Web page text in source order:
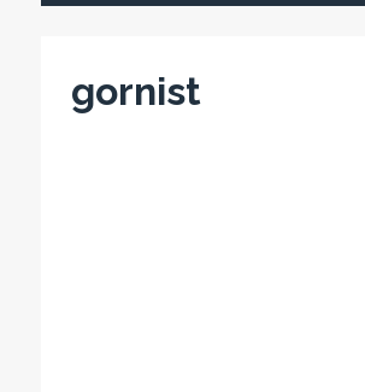
gornist